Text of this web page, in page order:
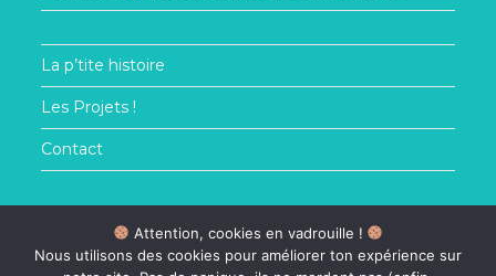
La p’tite histoire
Les Projets !
Contact
Attention, cookies en vadrouille !
Nous utilisons des cookies pour améliorer ton expérience sur